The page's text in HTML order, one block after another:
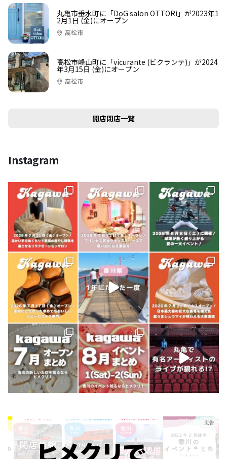
丸亀市垂水町に「DoG salon OTTORi」が2023年1
2月1日 (金)にオープン
高松市
高松市峰山町に「vicurante (ビクランテ)」が2024
年3月15日 (金)にオープン
高松市
開店閉店一覧
Instagram